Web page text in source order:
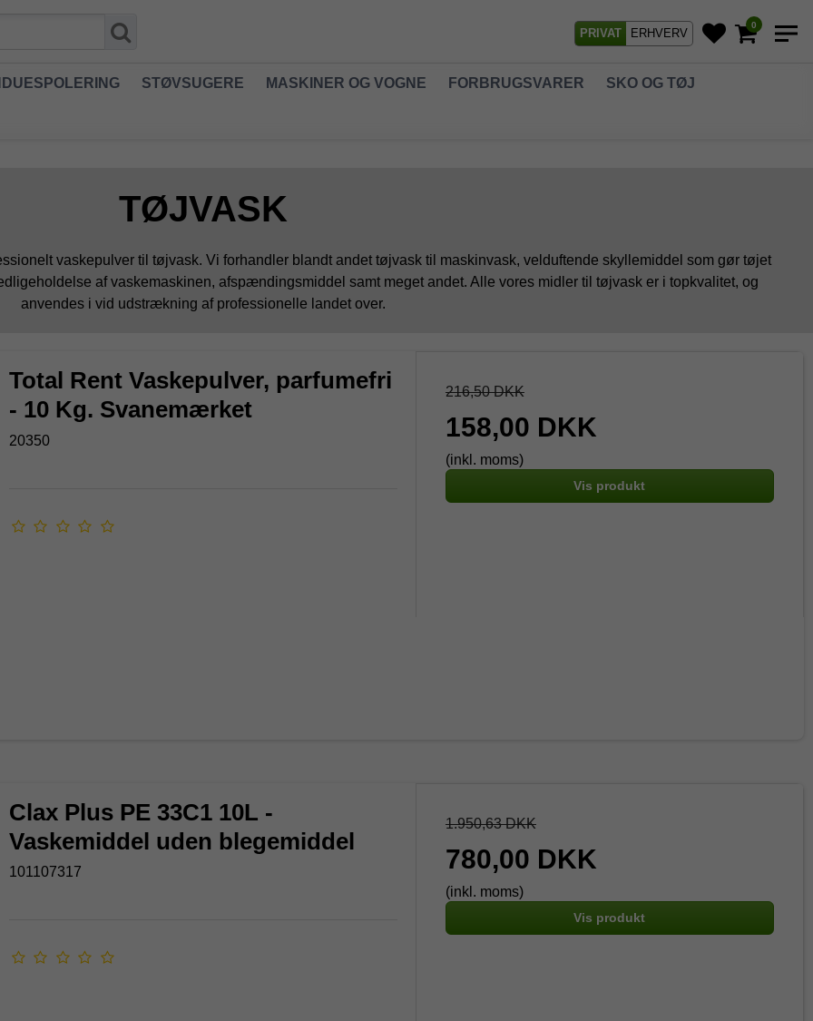
PRIVAT ERHVERV
0
STØVSUGERE MASKINER OG VOGNE FORBRUGSVARER SKO OG TØJ
TØJVASK
vaskepulver til tøjvask. Vi forhandler blandt andet tøjvask til maskinvask, velduftende skyllemiddel som gør tøjet
af vaskemaskinen, afspændingsmiddel samt meget andet. Alle vores midler til tøjvask er i topkvalitet, og
anvendes i vid udstrækning af professionelle landet over.
Total Rent Vaskepulver, parfumefri
- 10 Kg. Svanemærket
20350
216,50 DKK
158,00 DKK
(inkl. moms)
Vis produkt
Clax Plus PE 33C1 10L -
Vaskemiddel uden blegemiddel
101107317
1.950,63 DKK
780,00 DKK
(inkl. moms)
Vis produkt